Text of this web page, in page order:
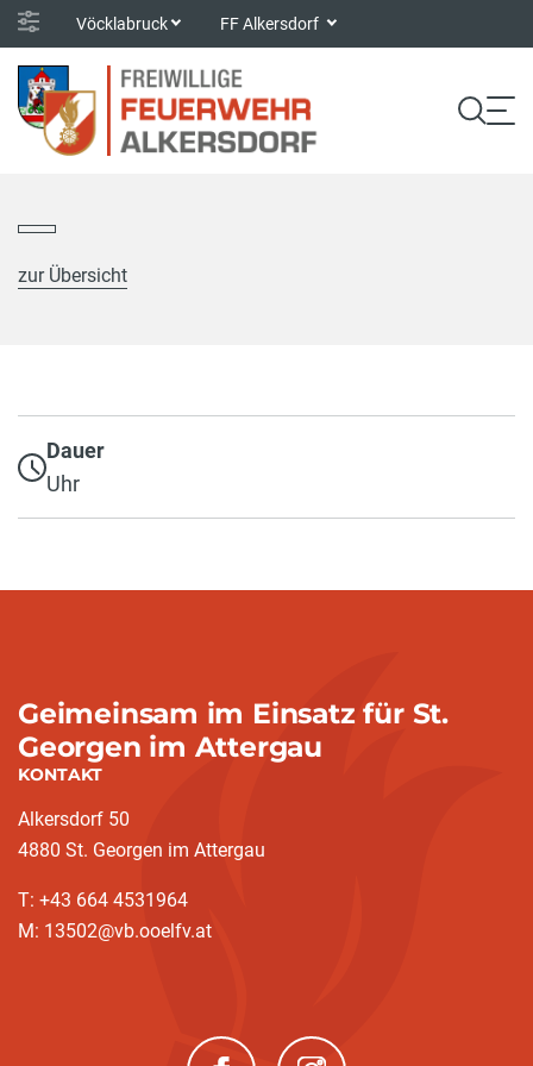
Vöcklabruck FF Alkersdorf
zur Übersicht
Dauer
Uhr
Geimeinsam im Einsatz für St.
Georgen im Attergau
KONTAKT
Alkersdorf 50
4880 St. Georgen im Attergau
T: +43 664 4531964
M: 13502@vb.ooelfv.at